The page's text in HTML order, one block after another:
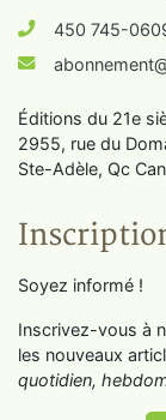
450 745-
Éditions du 21e
2955, rue du
Ste-Adèle, Qc
Soyez informé !
Inscrivez-vous à
les nouveaux
quotidien,